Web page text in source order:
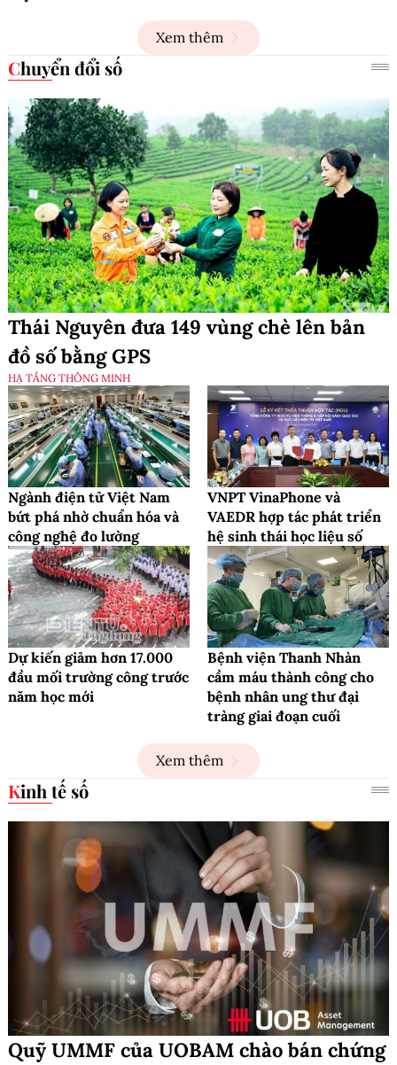
Xem thêm
Chuyển đổi số
Thái Nguyên đưa 149 vùng chè lên bản
đồ số bằng GPS
HẠ TẦNG THÔNG MINH
Ngành điện tử Việt Nam
bứt phá nhờ chuẩn hóa và
công nghệ đo lường
VNPT VinaPhone và
VAEDR hợp tác phát triển
hệ sinh thái học liệu số
Dự kiến giảm hơn 17.000
đầu mối trường công trước
năm học mới
Bệnh viện Thanh Nhàn
cầm máu thành công cho
bệnh nhân ung thư đại
tràng giai đoạn cuối
Xem thêm
Kinh tế số
Quỹ UMMF của UOBAM chào bán chứng